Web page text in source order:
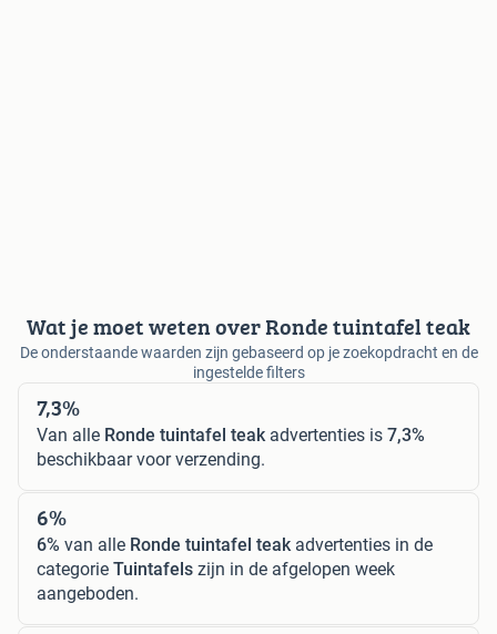
Wat je moet weten over Ronde tuintafel teak
De onderstaande waarden zijn gebaseerd op je zoekopdracht en de
ingestelde filters
7,3%
Van alle Ronde tuintafel teakadvertenties is 7,3%
beschikbaar voor verzending.
6%
6% van alle Ronde tuintafel teakadvertenties in de
categorie Tuintafels zijn in de afgelopen week
aangeboden.